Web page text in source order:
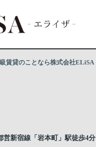
賃貸のことなら株式会社ELiSA
営新宿線「岩本町」駅徒歩4分